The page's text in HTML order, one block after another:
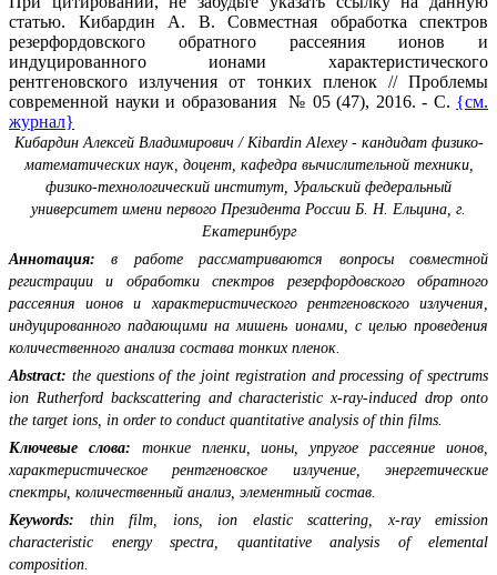
статью. Кибардин А. В. Совместная обработка спектров
резерфордовского обратного рассеяния ионов и
индуцированного ионами характеристического
рентгеновского излучения от тонких пленок // Проблемы
современной науки и образования № 05 (47), 2016. - С. {см.
журнал}
Кибардин Алексей Владимирович / Kibardin Alexey - кандидат физико-
математических наук, доцент, кафедра вычислительной техники,
физико-технологический институт, Уральский федеральный
университет имени первого Президента России Б. Н. Ельцина, г.
Екатеринбург
Аннотация: в работе рассматриваются вопросы совместной
регистрации и обработки спектров резерфордовского обратного
рассеяния ионов и характеристического рентгеновского излучения,
индуцированного падающими на мишень ионами, с целью проведения
количественного анализа состава тонких пленок.
Abstract: the questions of the joint registration and processing of spectrums
ion Rutherford backscattering and characteristic x-ray-induced drop onto
the target ions, in order to conduct quantitative analysis of thin films.
Ключевые слова: тонкие пленки, ионы, упругое рассеяние ионов,
характеристическое рентгеновское излучение, энергетические
спектры, количественный анализ, элементный состав.
Keywords: thin film, ions, ion elastic scattering, x-ray emission
characteristic energy spectra, quantitative analysis of elemental
composition.